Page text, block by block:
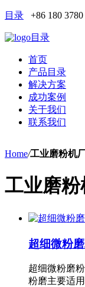
目录 +86 180 3780
目录
首页
产品目录
解决方案
成功案例
关于我们
联系我们
Home/工业磨粉机
工业磨
超细微粉
超细微粉磨
粉磨主要适